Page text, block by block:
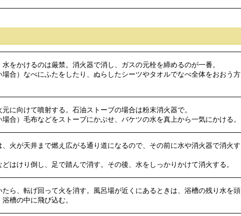
をかけるのは厳禁。消火器で消し、ガスの元栓を締めるのが一番。
場合）なべにふたをしたり、ぬらしたシーツやタオルでなべ全体をおおう方
に向けて噴射する。石油ストーブの場合は粉末消火器で。
場合）毛布などをストーブにかぶせ、バケツの水を真上から一気にかける。
、火が天井まで燃え広がる通り道になるので、その前に水や消火器で消火す
はけり倒し、足で踏んで消す。その後、水をしっかりかけて消火する。
たら、転げ回って火を消す。風呂場が近くにあるときは、浴槽の残り水を頭
槽の中に飛び込む。